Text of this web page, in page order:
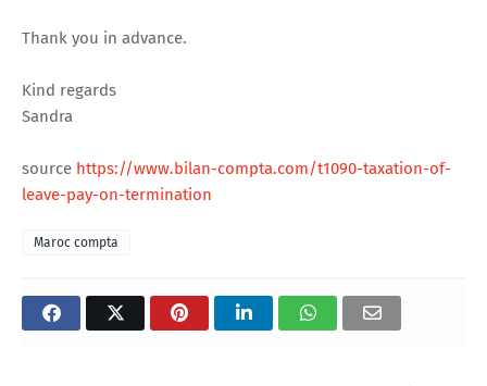
Thank you in advance.
Kind regards
Sandra
source https://www.bilan-compta.com/t1090-taxation-of-
leave-pay-on-termination
Maroc compta